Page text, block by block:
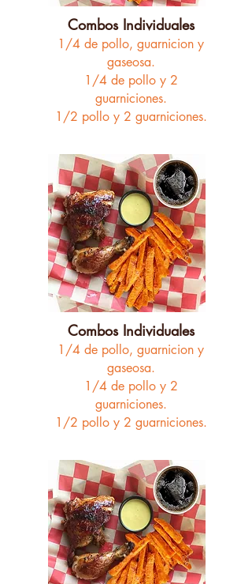
Combos Individuales
1/4 de pollo, guarnicion y
gaseosa.
1/4 de pollo y 2
guarniciones.
1/2 pollo y 2 guarniciones.
Combos Individuales
1/4 de pollo, guarnicion y
gaseosa.
1/4 de pollo y 2
guarniciones.
1/2 pollo y 2 guarniciones.